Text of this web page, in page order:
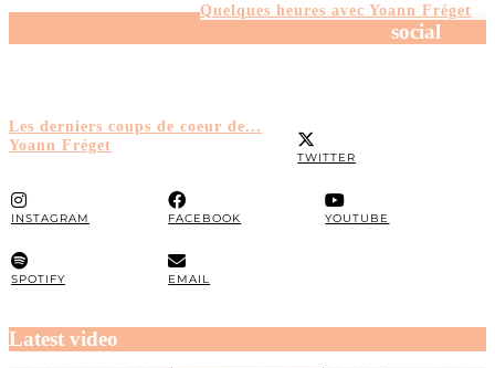
Quelques heures avec Yoann Fréget
Les derniers coups de coeur de...
Yoann Fréget
social
TWITTER
INSTAGRAM FACEBOOK YOUTUBE
SPOTIFY EMAIL
Latest video